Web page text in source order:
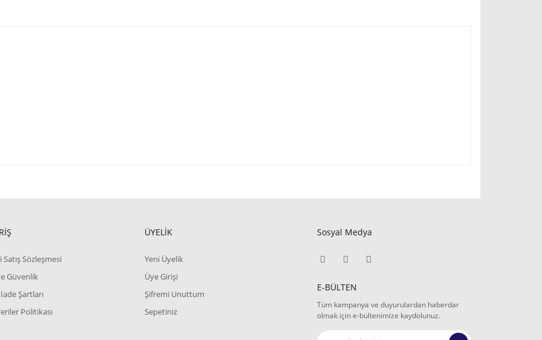
Satış Sözleşmesi
Güvenlik
Şartları
Politikası
ÜYELİK
Yeni Üyelik
Üye Girişi
Şifremi Unuttum
Sepetiniz
Sosyal Medya
E-BÜLTEN
Tüm kampanya ve duyurulardan haberdar
olmak için e-bültenimize kaydolunuz.